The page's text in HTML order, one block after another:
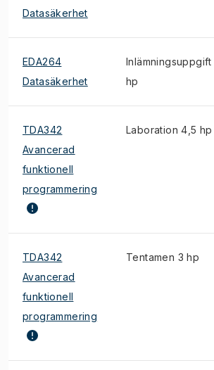
Datasäkerhet
EDA264
Datasäkerhet
Inlämningsuppgift
hp
TDA342
Avancerad
funktionell
programmering
Laboration 4,5 hp
TDA342
Avancerad
funktionell
programmering
Tentamen 3 hp